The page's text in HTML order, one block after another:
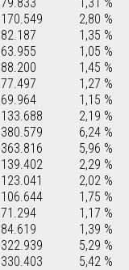
170.549 2,80 %
82.187 1,35 %
63.955 1,05 %
88.200 1,45 %
77.497 1,27 %
69.964 1,15 %
133.688 2,19 %
380.579 6,24 %
363.816 5,96 %
139.402 2,29 %
123.041 2,02 %
106.644 1,75 %
71.294 1,17 %
84.619 1,39 %
322.939 5,29 %
330.403 5,42 %